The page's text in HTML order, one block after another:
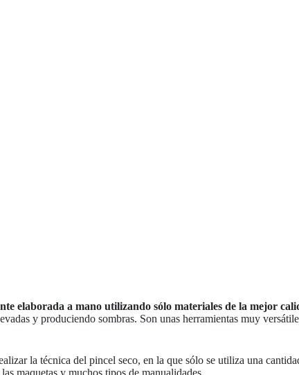
elaborada a mano utilizando sólo materiales de la mejor
y produciendo sombras. Son unas herramientas muy
la técnica del pincel seco, en la que sólo se utiliza una